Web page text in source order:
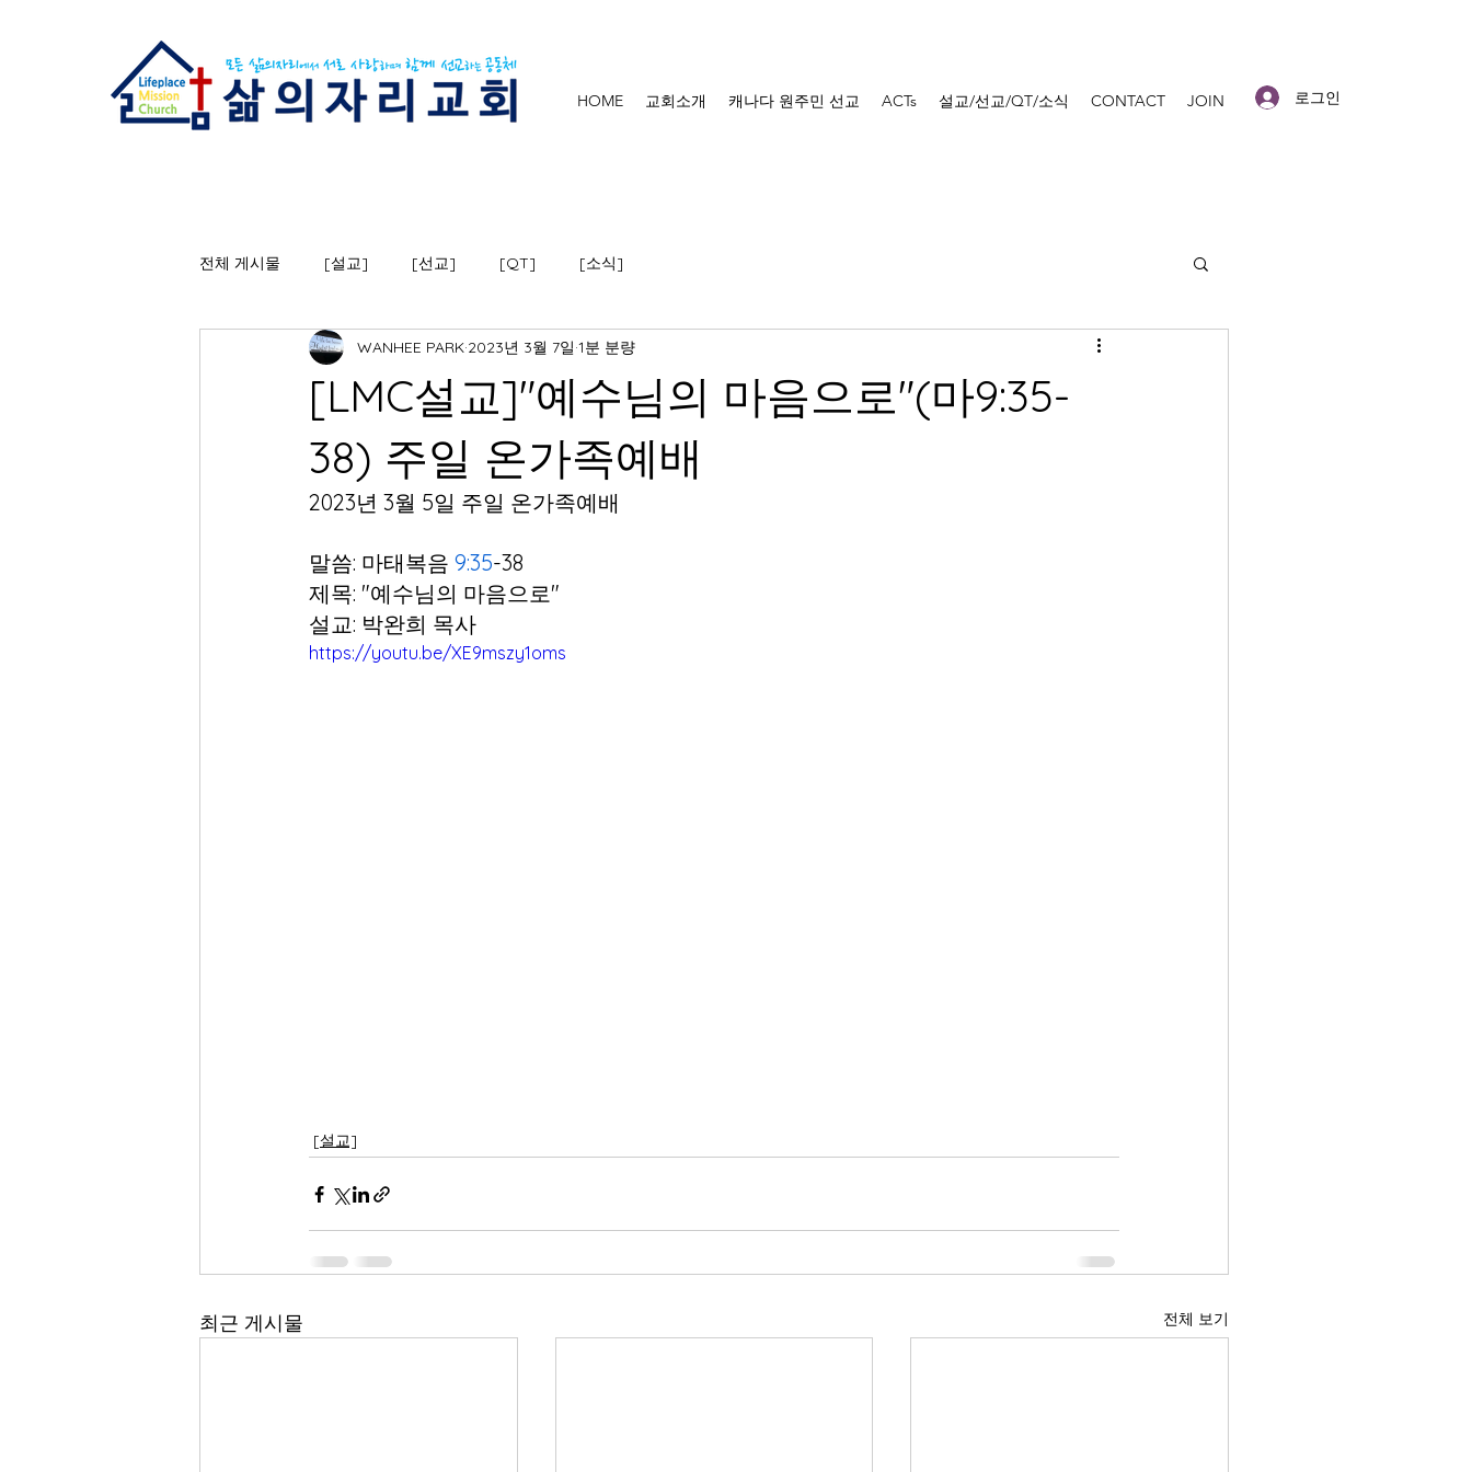
HOME 교회소개 캐나다 원주민 선교 ACTs 설교/선교/QT/소식 CONTACT JOIN 로그인
전체 게시물 [설교] [선교] [QT] [소식]
[LMC설교]"예수님의 마음으로"(마9:35-
38) 주일 온가족예배
WANHEE PARK 2023년 3월 7일 1분 분량
2023년 3월 5일 주일 온가족예배
말씀: 마태복음 9:35-38
제목: "예수님의 마음으로"
설교: 박완희 목사
https://youtu.be/XE9mszy1oms
[설교]
최근 게시물 전체 보기